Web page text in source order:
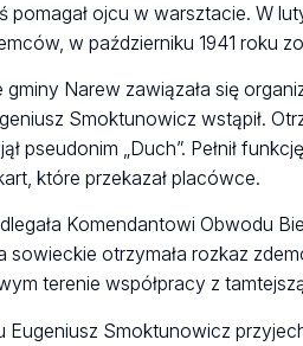
pomagał ojcu w warsztacie. W
w październiku 1941 roku
gminy Narew zawiązała się
Smoktunowicz wstąpił.
pseudonim „Duch”. Pełnił
które przekazał placówce.
Komendantowi Obwodu
sowieckie otrzymała rozkaz
terenie współpracy z
Eugeniusz Smoktunowicz